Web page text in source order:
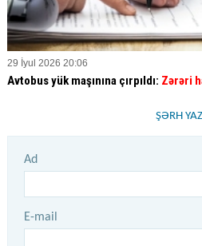
29 İyul 2026 20:06
Avtobus yük maşınına çırpıldı: Zərəri
ŞƏRH YAZ
Ad
E-mail